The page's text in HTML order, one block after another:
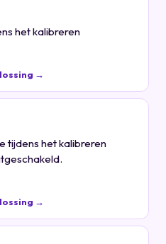
het kalibreren
→
tijdens het kalibreren
→